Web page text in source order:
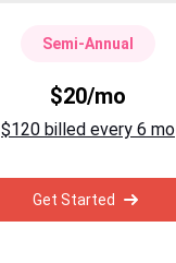
Semi-Annual
$20/mo
$120 billed every 6 mo
Get Started